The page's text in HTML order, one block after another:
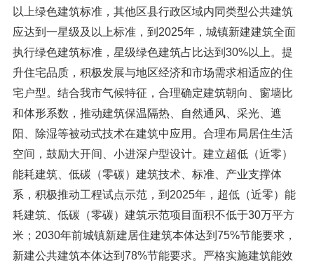
以上绿色建筑标准，其他区县行政区域内同类型公共建筑
应达到一星级及以上标准，到2025年，城镇新建建筑全面
执行绿色建筑标准，星级绿色建筑占比达到30%以上。提
升住宅品质，积极发展与地区经济和市场需求相适应的住
宅户型。结合我市气候特征，合理确定建筑朝向、窗墙比
和体形系数，推动建筑保温隔热、自然通风、采光、遮
阳、除湿等被动式技术在建筑中应用。合理布局居住生活
空间，鼓励大开间、小进深户型设计。建立超低（近零）
能耗建筑、低碳（零碳）建筑技术、标准、产业支撑体
系，积极推动工程试点示范，到2025年，超低（近零）能
耗建筑、低碳（零碳）建筑示范项目面积不低于30万平方
米；2030年前城镇新建居住建筑本体达到75%节能要求，
新建公共建筑本体达到78%节能要求。严格实施建筑能效